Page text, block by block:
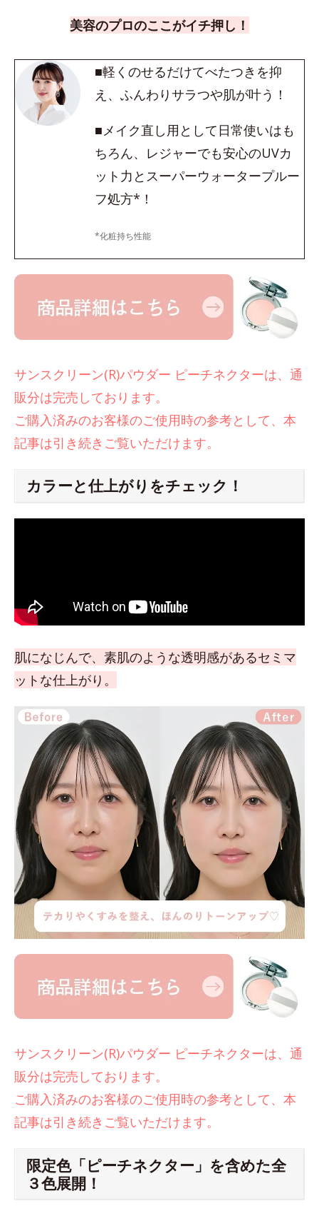
美容のプロのここがイチ押し！
■軽くのせるだけてべたつきを抑
え、ふんわりサラつや肌が叶う！
■メイク直し用として日常使いはも
ちろん、レジャーでも安心のUVカ
ット力とスーパーウォータープルー
フ処方*！
*化粧持ち性能
サンスクリーン(R)パウダー ピーチネクターは、通
販分は完売しております。
ご購入済みのお客様のご使用時の参考として、本
記事は引き続きご覧いただけます。
カラーと仕上がりをチェック！
肌になじんで、素肌のような透明感があるセミマ
ットな仕上がり。
サンスクリーン(R)パウダー ピーチネクターは、通
販分は完売しております。
ご購入済みのお客様のご使用時の参考として、本
記事は引き続きご覧いただけます。
限定色「ピーチネクター」を含めた全
３色展開！